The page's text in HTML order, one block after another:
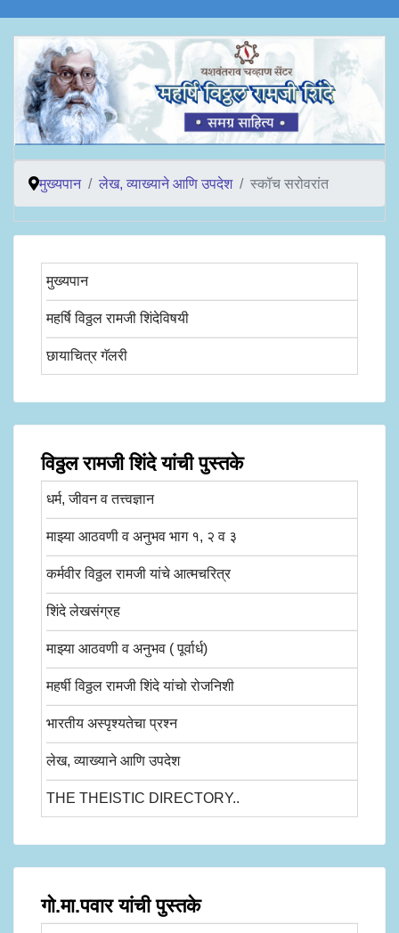
मुख्यपान लेख, व्याख्याने आणि उपदेश स्कॉच सरोवरांत
मुख्यपान
महर्षि विठ्ठल रामजी शिंदेविषयी
छायाचित्र गॅलरी
विठ्ठल रामजी शिंदे यांची पुस्तके
धर्म, जीवन व तत्त्वज्ञान
माझ्या आठवणी व अनुभव भाग १, २ व ३
कर्मवीर विठ्ठल रामजी यांचे आत्मचरित्र
शिंदे लेखसंग्रह
माझ्या आठवणी व अनुभव ( पूर्वार्ध)
महर्षी विठ्ठल रामजी शिंदे यांचो रोजनिशी
भारतीय अस्पृश्यतेचा प्रश्न
लेख, व्याख्याने आणि उपदेश
THE THEISTIC DIRECTORY..
गो.मा.पवार यांची पुस्तके